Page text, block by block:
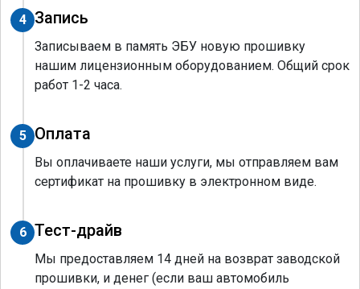
4 Запись
Записываем в память ЭБУ новую прошивку
нашим лицензионным оборудованием. Общий срок
работ 1-2 часа.
5 Оплата
Вы оплачиваете наши услуги, мы отправляем вам
сертификат на прошивку в электронном виде.
6 Тест-драйв
Мы предоставляем 14 дней на возврат заводской
прошивки, и денег (если ваш автомобиль